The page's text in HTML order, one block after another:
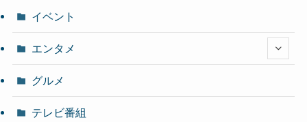
イベント
エンタメ
グルメ
テレビ番組